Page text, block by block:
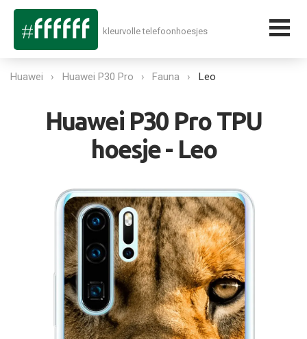
kleurvolle telefoonhoesjes
Huawei Huawei P30 Pro Fauna Leo
Huawei P30 Pro TPU
hoesje - Leo